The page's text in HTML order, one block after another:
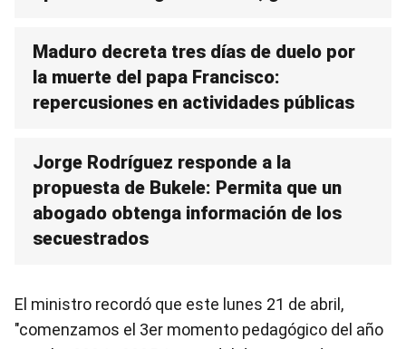
Maduro decreta tres días de duelo por
la muerte del papa Francisco:
repercusiones en actividades públicas
Jorge Rodríguez responde a la
propuesta de Bukele: Permita que un
abogado obtenga información de los
secuestrados
El ministro recordó que este lunes 21 de abril,
"comenzamos el 3er momento pedagógico del año